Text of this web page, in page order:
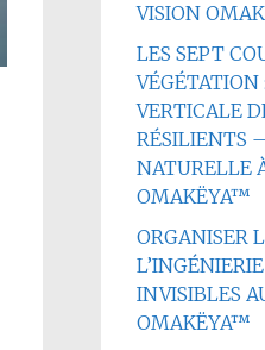
VISION
LES SEPT
VÉGÉTATION
VERTICALE
RÉSILIENTS
NATURELLE
OMAKËYA™
ORGANISER
INVISIBLES
OMAKËYA™